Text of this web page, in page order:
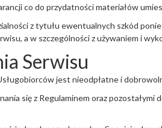
co do przydatności materiałów
z tytułu ewentualnych szkód
a w szczególności z używaniem i
Serwisu
jest nieodpłatne i
się z Regulaminem oraz